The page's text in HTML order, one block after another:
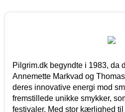
Pilgrim.dk begyndte i 1983, da
Annemette Markvad og
deres innovative energi mod
fremstillede unikke smykker,
festivaler. Med stor kærlighed